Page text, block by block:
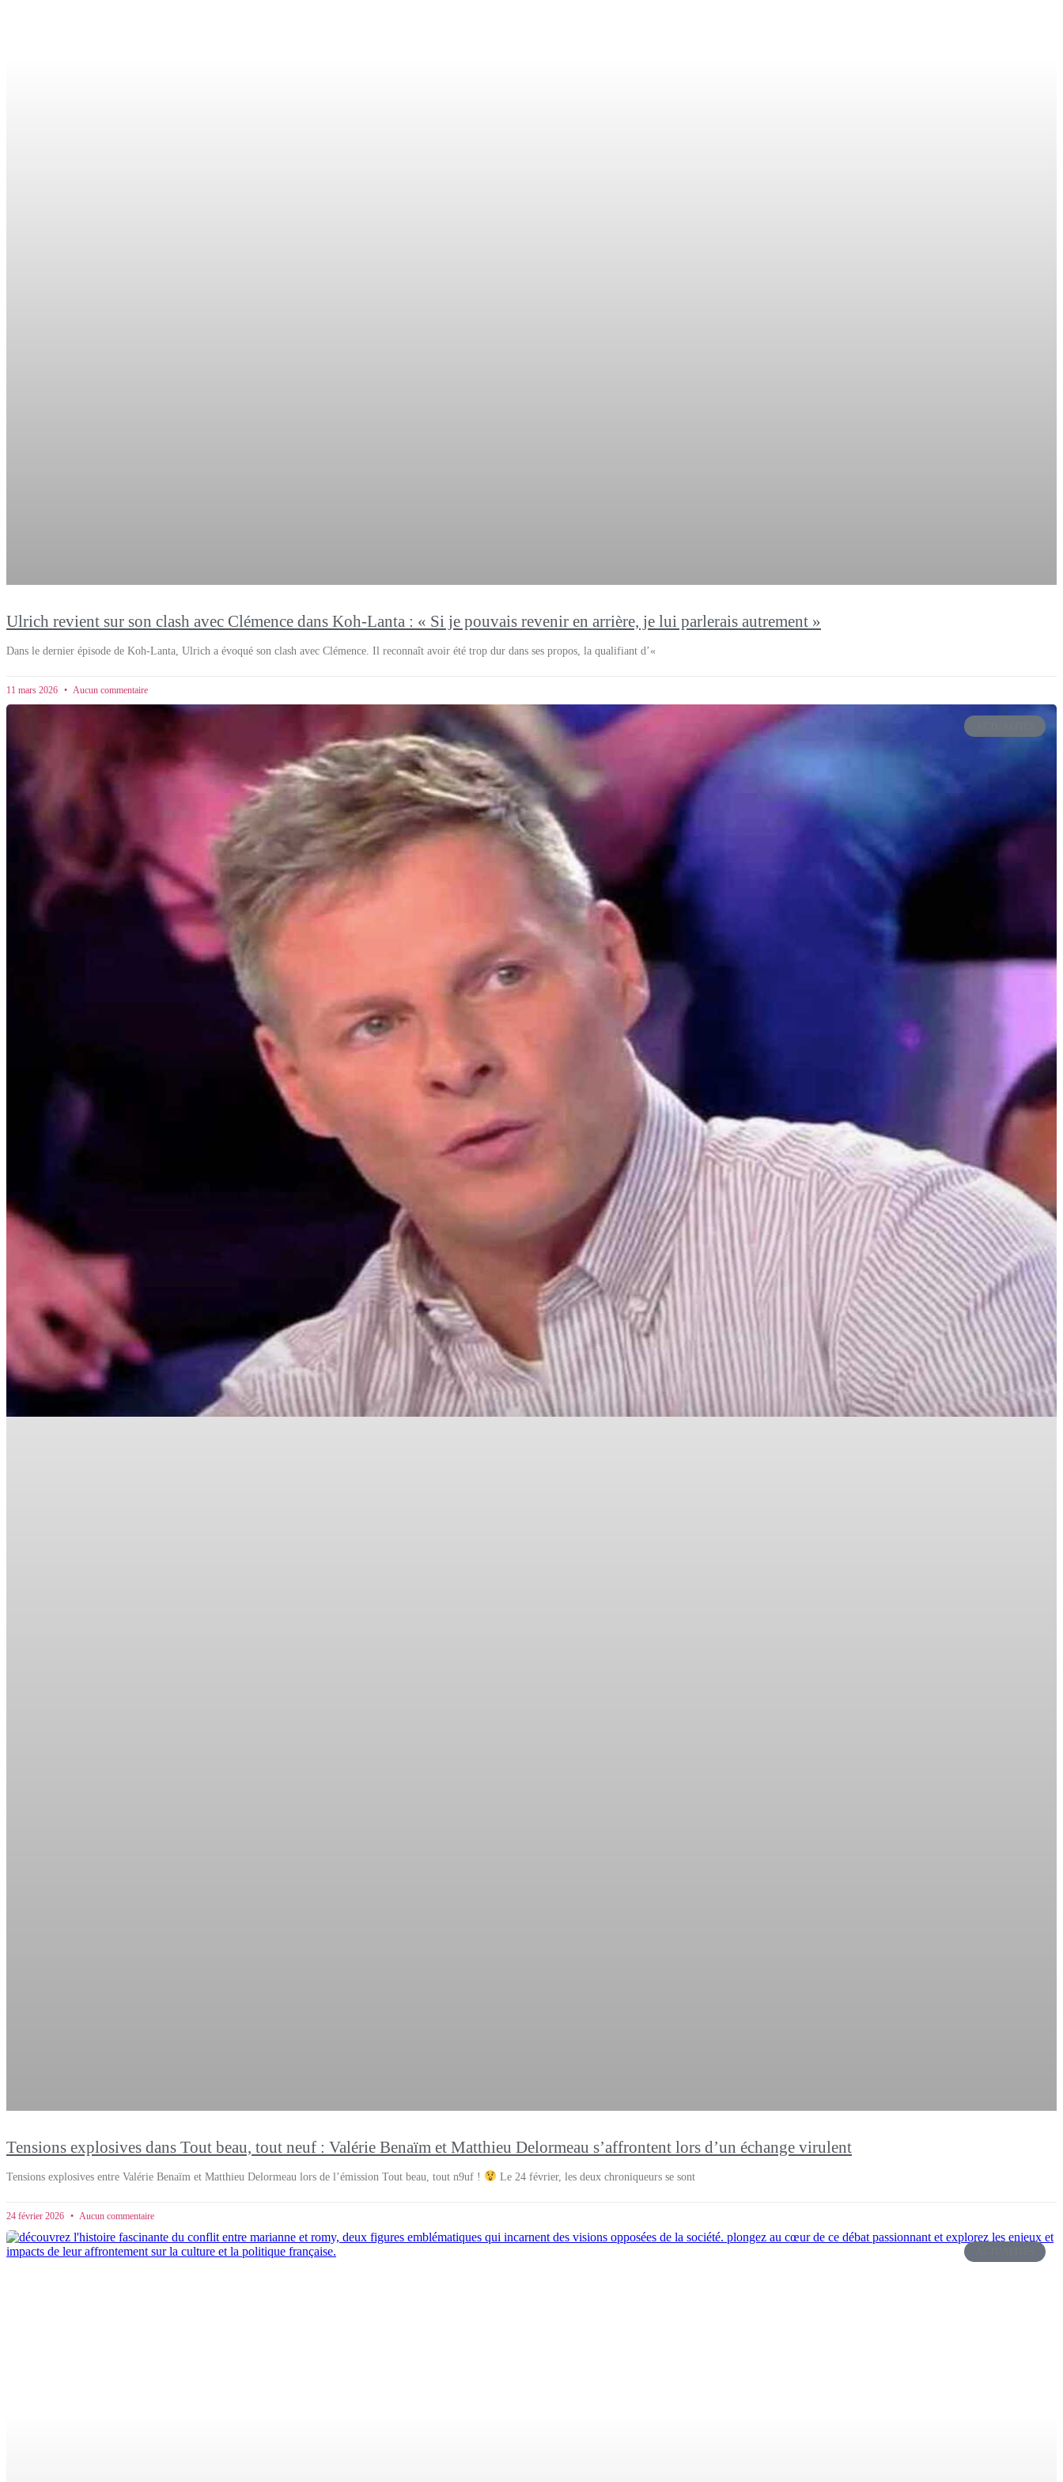
Ulrich revient sur son clash avec Clémence dans Koh-Lanta : « Si je pouvais revenir en arrière, je lui parlerais autrement »
Dans le dernier épisode de Koh-Lanta, Ulrich a évoqué son clash avec Clémence. Il reconnaît avoir été trop dur dans ses propos, la qualifiant d’«
11 mars 2026 Aucun commentaire
Tensions explosives dans Tout beau, tout neuf : Valérie Benaïm et Matthieu Delormeau s’affrontent lors d’un échange virulent
Tensions explosives entre Valérie Benaïm et Matthieu Delormeau lors de l’émission Tout beau, tout n9uf ! Le 24 février, les deux chroniqueurs se sont
24 février 2026 Aucun commentaire